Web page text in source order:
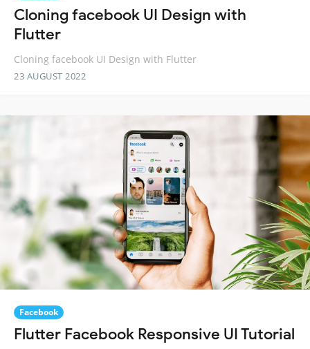
Cloning facebook UI Design with
Flutter
Cloning facebook UI Design with Flutter
23 AUGUST 2022
Facebook
Flutter Facebook Responsive UI Tutorial